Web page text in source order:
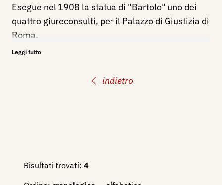
indietro
Esegue nel 1908 la statua di "Bartolo" uno dei
quattro giureconsulti, per il Palazzo di Giustizia di
Roma.
Nel 1908 partecipa alla LXXVIII Esposizione
e Cultori di Belle Arti in Roma, con la scultura:
Leggi tutto
Risultati trovati: 4